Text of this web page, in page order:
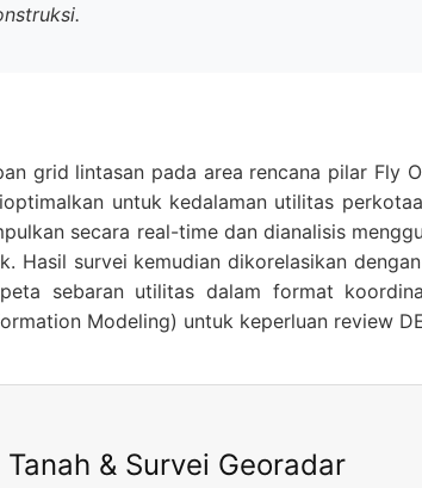
grid lintasan pada area rencana pilar Fly
untuk kedalaman utilitas
secara real-time dan dianalisis
Hasil survei kemudian dikorelasikan
sebaran utilitas dalam format
Modeling) untuk keperluan review
& Survei Georadar